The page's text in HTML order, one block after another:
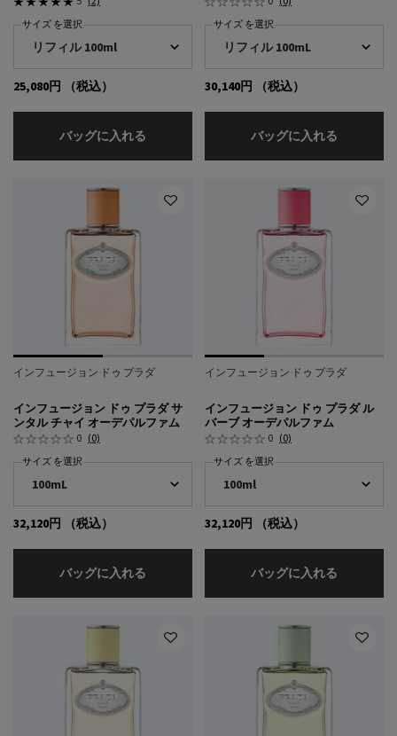
サイズ を選択
25,080円 （税込）
バッグに入れる プラダ パラドックス ヴァーチャル フラワ
サイズ を選択
30,140円 （税込）
バッグに入れる
インフュージョン ドゥ プラダ
インフュージョン ドゥ プラダ サ
ンタル チャイ オーデパルファム
0 (0)
サイズ を選択
32,120円 （税込）
バッグに入れる インフュージョン ドゥ プラダ サンタル チ
インフュージョン ドゥ プラダ
インフュージョン ドゥ プラダ ル
バーブ オーデパルファム
0 (0)
サイズ を選択
32,120円 （税込）
バッグに入れる